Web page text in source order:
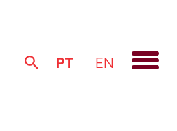
PT EN